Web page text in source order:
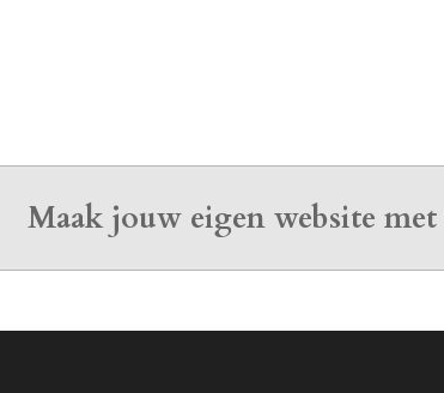
Maak jouw eigen website met